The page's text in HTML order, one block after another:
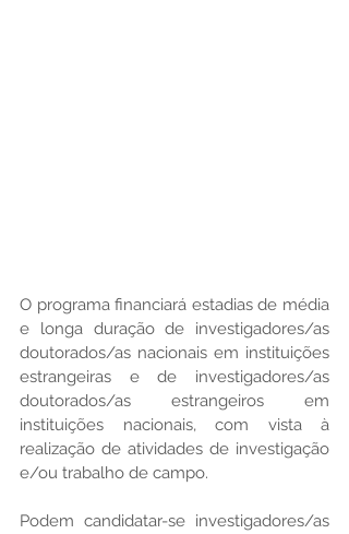
O programa financiará estadias de média
e longa duração de investigadores/as
doutorados/as nacionais em instituições
estrangeiras e de investigadores/as
doutorados/as estrangeiros em
instituições nacionais, com vista à
realização de atividades de investigação
e/ou trabalho de campo.
Podem candidatar-se investigadores/as